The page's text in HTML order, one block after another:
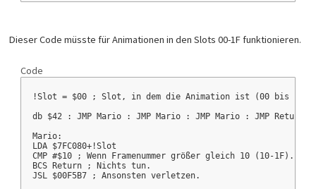
Dieser Code müsste für Animationen in den Slots 00-1F funktionieren.
Code
!Slot = $00 ; Slot, in dem die Animation ist (00 bis 1F
db $42 : JMP Mario : JMP Mario : JMP Mario : JMP Return
Mario:
LDA $7FC080+!Slot
CMP #$10 ; Wenn Framenummer größer gleich 10 (10-1F)...
BCS Return ; Nichts tun.
JSL $00F5B7 ; Ansonsten verletzen.